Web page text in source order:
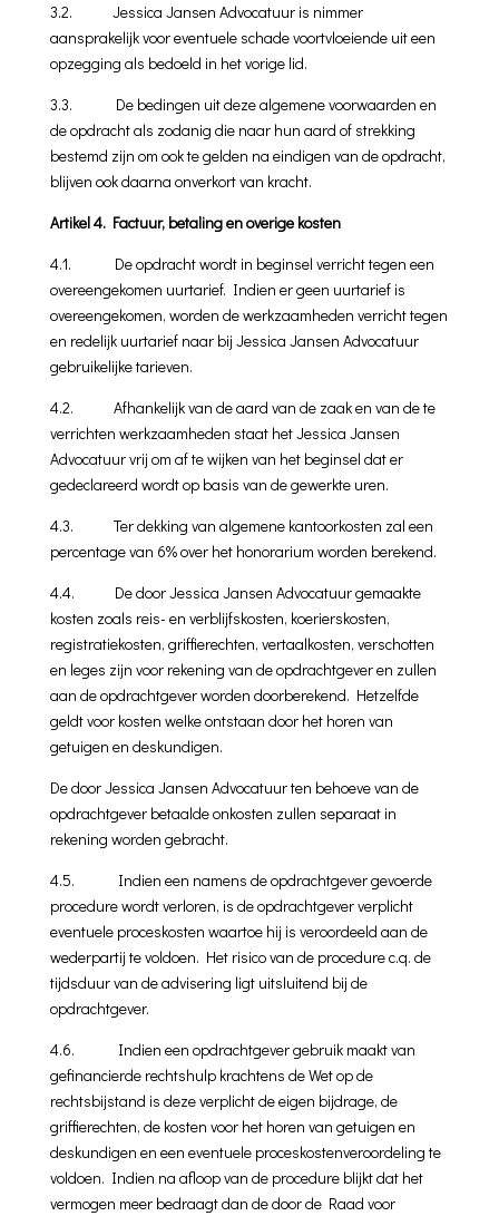
3.2. Jessica Jansen Advocatuur is nimmer
aansprakelijk voor eventuele schade voortvloeiende uit een
opzegging als bedoeld in het vorige lid.
3.3. De bedingen uit deze algemene voorwaarden en
de opdracht als zodanig die naar hun aard of strekking
bestemd zijn om ook te gelden na eindigen van de opdracht,
blijven ook daarna onverkort van kracht.
Artikel 4. Factuur, betaling en overige kosten
4.1. De opdracht wordt in beginsel verricht tegen een
overeenge­komen uurtarief. Indien er geen uurtarief is
overeengekomen, worden de werkzaamheden verricht tegen
en redelijk uurtarief naar bij Jessica Jansen Advocatuur
gebruikelijke tarieven.
4.2. Afhankelijk van de aard van de zaak en van de te
verrichten werk­zaamheden staat het Jessica Jansen
Advocatuur vrij om af te wijken van het beginsel dat er
gedeclareerd wordt op basis van de gewerkte uren.
4.3. Ter dekking van algemene kantoorkosten zal een
percentage van 6% over het honorarium worden berekend.
4.4. De door Jessica Jansen Advocatuur gemaakte
kosten zoals reis- en verblijfskosten, koerierskosten,
registratiekosten, griffierechten, vertaalkosten, ver­schotten
en leges zijn voor rekening van de opdrachtgever en zul­len
aan de opdrachtgever worden doorberekend. Hetzelfde
geldt voor kosten welke ontstaan door het horen van
getuigen en deskundigen.
De door Jessica Jansen Advocatuur ten behoeve van de
opdrachtgever betaalde onkosten zullen separaat in
rekening worden gebracht.
4.5. Indien een namens de opdrachtgever gevoerde
procedure wordt verloren, is de opdrachtgever verplicht
eventuele proceskosten waartoe hij is veroordeeld aan de
wederpartij te voldoen. Het risico van de procedure c.q. de
tijdsduur van de advisering ligt uitsluitend bij de
opdrachtgever.
4.6. Indien een opdrachtgever gebruik maakt van
gefinancierde rechts­hulp krachtens de Wet op de
rechtsbijstand is deze verplicht de eigen bijdrage, de
griffierechten, de kosten voor het horen van getuigen en
deskundigen en een eventuele proceskostenveroor­deling te
voldoen. Indien na afloop van de procedure blijkt dat het
vermogen meer bedraagt dan de door de Raad voor